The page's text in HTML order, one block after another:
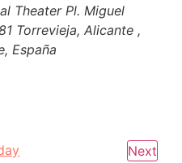
Theater Pl. Miguel
Torrevieja, Alicante ,
España
Next